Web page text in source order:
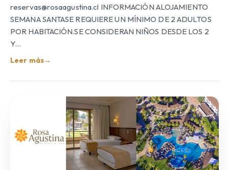
reservas@rosaagustina.cl INFORMACIÓN ALOJAMIENTO
SEMANA SANTASE REQUIERE UN MÍNIMO DE 2 ADULTOS
POR HABITACIÓN.SE CONSIDERAN NIÑOS DESDE LOS 2
Y…
Leer más→